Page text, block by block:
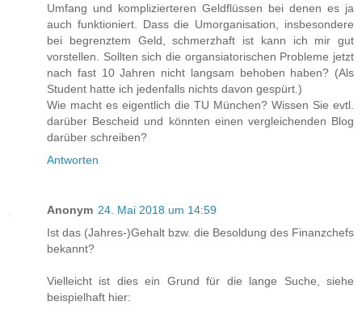
Umfang und komplizierteren Geldflüssen bei denen es ja
auch funktioniert. Dass die Umorganisation, insbesondere
bei begrenztem Geld, schmerzhaft ist kann ich mir gut
vorstellen. Sollten sich die organsiatorischen Probleme jetzt
nach fast 10 Jahren nicht langsam behoben haben? (Als
Student hatte ich jedenfalls nichts davon gespürt.)
Wie macht es eigentlich die TU München? Wissen Sie evtl.
darüber Bescheid und könnten einen vergleichenden Blog
darüber schreiben?
Antworten
Anonym 24. Mai 2018 um 14:59
Ist das (Jahres-)Gehalt bzw. die Besoldung des Finanzchefs
bekannt?
Vielleicht ist dies ein Grund für die lange Suche, siehe
beispielhaft hier: